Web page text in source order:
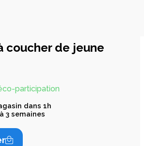
coucher de jeune
participation
dans 1h
3 semaines